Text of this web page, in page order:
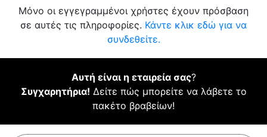
Μόνο οι εγγεγραμμένοι χρήστες έχουν πρόσβαση
σε αυτές τις πληροφορίες. Κάντε κλικ εδώ για να
συνδεθείτε.
Αυτή είναι η εταιρεία σας?
Συγχαρητήρια! Δείτε πώς μπορείτε να λάβετε το
πακέτο βραβείων!